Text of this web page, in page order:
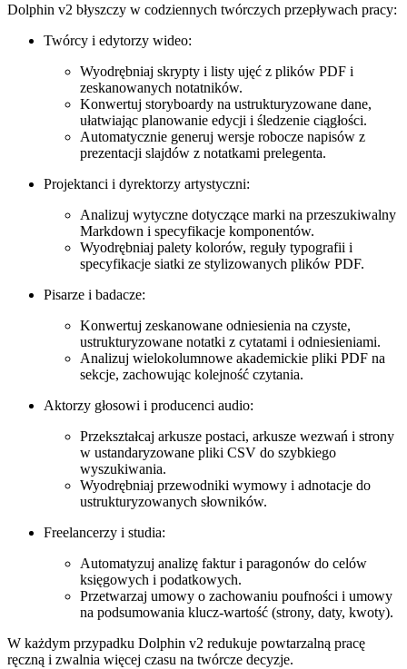
Dolphin v2 błyszczy w codziennych twórczych przepływach pracy:
Twórcy i edytorzy wideo:
Wyodrębniaj skrypty i listy ujęć z plików PDF i
zeskanowanych notatników.
Konwertuj storyboardy na ustrukturyzowane dane,
ułatwiając planowanie edycji i śledzenie ciągłości.
Automatycznie generuj wersje robocze napisów z
prezentacji slajdów z notatkami prelegenta.
Projektanci i dyrektorzy artystyczni:
Analizuj wytyczne dotyczące marki na przeszukiwalny
Markdown i specyfikacje komponentów.
Wyodrębniaj palety kolorów, reguły typografii i
specyfikacje siatki ze stylizowanych plików PDF.
Pisarze i badacze:
Konwertuj zeskanowane odniesienia na czyste,
ustrukturyzowane notatki z cytatami i odniesieniami.
Analizuj wielokolumnowe akademickie pliki PDF na
sekcje, zachowując kolejność czytania.
Aktorzy głosowi i producenci audio:
Przekształcaj arkusze postaci, arkusze wezwań i strony
w ustandaryzowane pliki CSV do szybkiego
wyszukiwania.
Wyodrębniaj przewodniki wymowy i adnotacje do
ustrukturyzowanych słowników.
Freelancerzy i studia:
Automatyzuj analizę faktur i paragonów do celów
księgowych i podatkowych.
Przetwarzaj umowy o zachowaniu poufności i umowy
na podsumowania klucz-wartość (strony, daty, kwoty).
W każdym przypadku Dolphin v2 redukuje powtarzalną pracę
ręczną i zwalnia więcej czasu na twórcze decyzje.